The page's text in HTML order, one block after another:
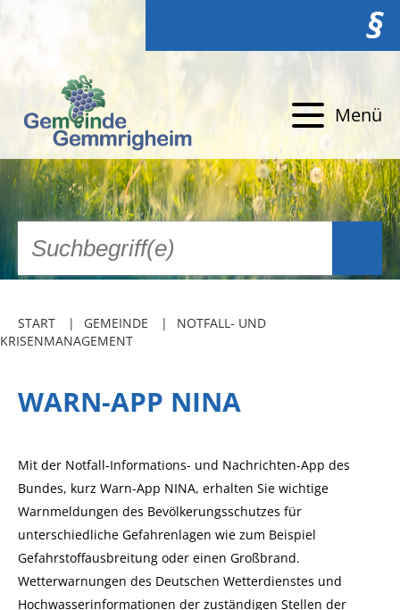
§
Menü
START GEMEINDE
NOTFALL- UND
KRISENMANAGEMENT
WARN-APP NINA
Mit der Notfall-Informations- und Nachrichten-App des
Bundes, kurz Warn-App NINA, erhalten Sie wichtige
Warnmeldungen des Bevölkerungsschutzes für
unterschiedliche Gefahrenlagen wie zum Beispiel
Gefahrstoffausbreitung oder einen Großbrand.
Wetterwarnungen des Deutschen Wetterdienstes und
Hochwasserinformationen der zuständigen Stellen der